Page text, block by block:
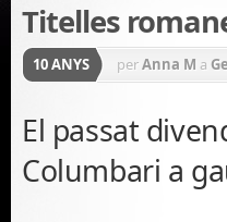
Titelles
10 ANYS perAnna M a
El passat
Columbari a